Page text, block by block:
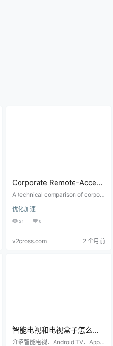
Corporate Remote-Access
VPN vs Personal VPN:
Routes, and Security
Boundaries
A technical comparison of corpora
nal VPN services, covering Split D
NS, MFA, internal routes, device c
优化加速
21 0
v2cross.com 2 个月前
智能电视和电视盒子怎么用
VPN？无法安装客户端时的
介绍智能电视、Android TV、Apple